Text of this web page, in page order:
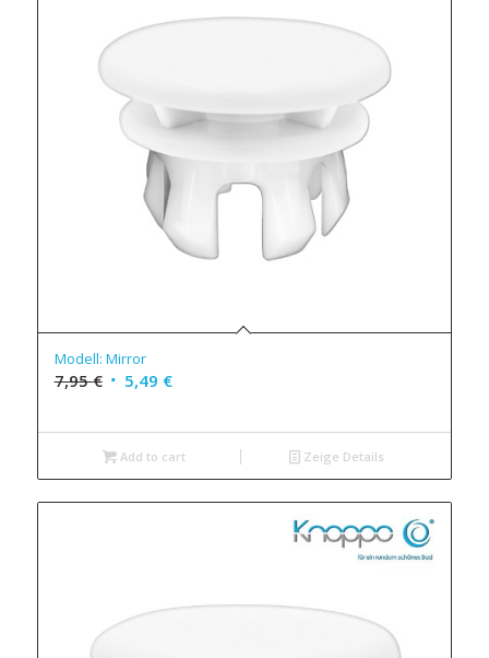
Modell: Mirror
7,95€ 5,49 €
Add to cart Zeige Details